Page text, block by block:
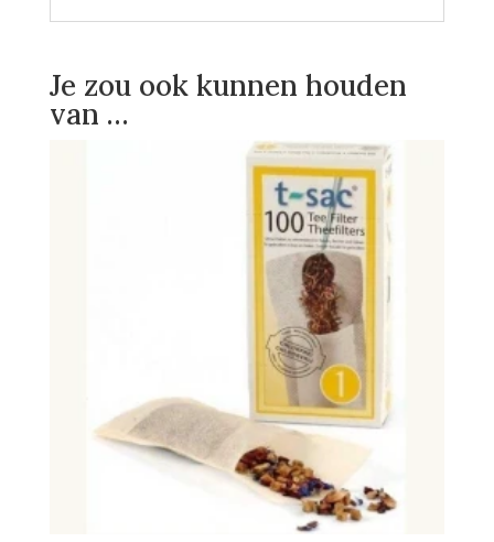
Je zou ook kunnen houden
van …